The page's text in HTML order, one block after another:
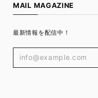
MAIL MAGAZINE
最新情報を配信中！